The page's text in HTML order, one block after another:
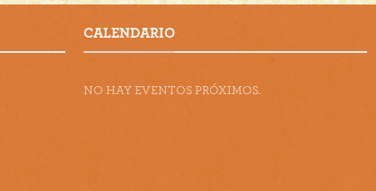
CALENDARIO
NO HAY EVENTOS PRÓXIMOS.